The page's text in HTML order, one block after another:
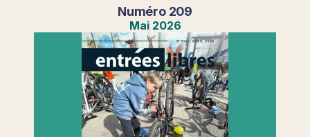
Numéro 209
Mai 2026